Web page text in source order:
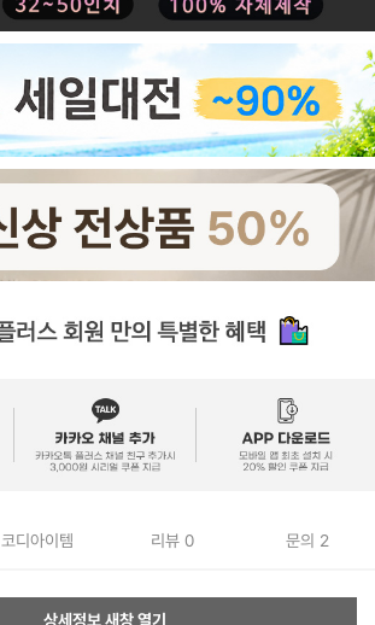
코디아이템 리뷰 0 문의 2
상세정보 새창 열기